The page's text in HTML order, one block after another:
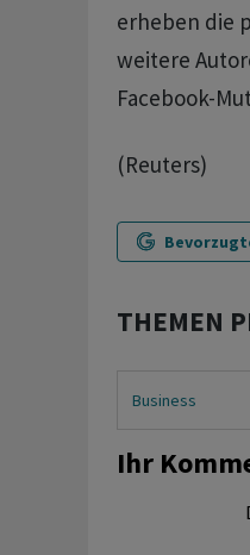
erheben die
weitere
Facebook-
(Reuters)
THEMEN
Business
Ihr